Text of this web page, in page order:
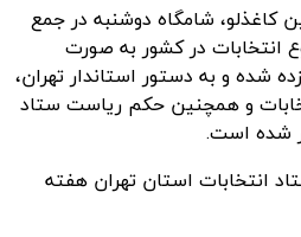
کاغذلو، شامگاه دوشنبه در جمع
انتخابات در کشور به صورت
شده و به دستور استاندار تهران،
و همچنین حکم ریاست ستاد
شده است.
انتخابات استان تهران هفته